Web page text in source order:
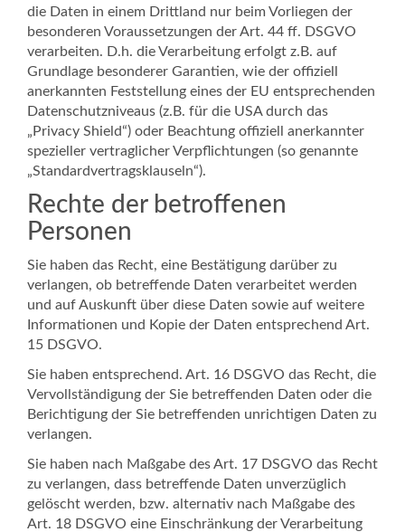
die Daten in einem Drittland nur beim Vorliegen der
besonderen Voraussetzungen der Art. 44 ff. DSGVO
verarbeiten. D.h. die Verarbeitung erfolgt z.B. auf
Grundlage besonderer Garantien, wie der offiziell
anerkannten Feststellung eines der EU entsprechenden
Datenschutzniveaus (z.B. für die USA durch das
„Privacy Shield“) oder Beachtung offiziell anerkannter
spezieller vertraglicher Verpflichtungen (so genannte
„Standardvertragsklauseln“).
Rechte der betroffenen
Personen
Sie haben das Recht, eine Bestätigung darüber zu
verlangen, ob betreffende Daten verarbeitet werden
und auf Auskunft über diese Daten sowie auf weitere
Informationen und Kopie der Daten entsprechend Art.
15 DSGVO.
Sie haben entsprechend. Art. 16 DSGVO das Recht, die
Vervollständigung der Sie betreffenden Daten oder die
Berichtigung der Sie betreffenden unrichtigen Daten zu
verlangen.
Sie haben nach Maßgabe des Art. 17 DSGVO das Recht
zu verlangen, dass betreffende Daten unverzüglich
gelöscht werden, bzw. alternativ nach Maßgabe des
Art. 18 DSGVO eine Einschränkung der Verarbeitung